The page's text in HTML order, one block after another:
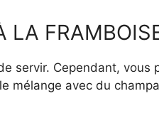
servir. Cependant, vous
avec du